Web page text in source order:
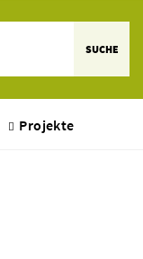
SUCHE
Projekte